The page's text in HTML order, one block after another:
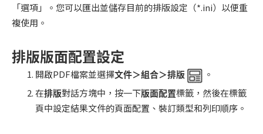
「選項」。您可以匯出並儲存目前的排版設定（*.ini）以便重
複使用。
排版版面配置設定
開啟PDF檔案並選擇文件＞組合＞排版
。
在排版對話方塊中，按一下版面配置標籤，然後在標籤
頁中設定結果文件的頁面配置、裝訂類型和列印順序。